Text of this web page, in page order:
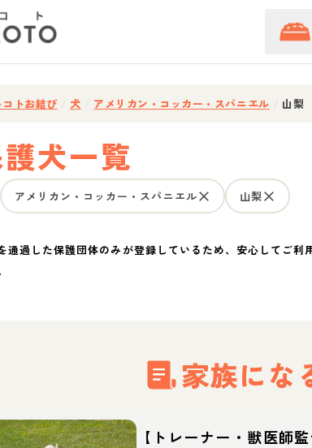
トお結び 犬 アメリカン・コッカー・スパニエル 山梨
犬一覧
アメリカン・コッカー・スパニエル 山梨
通過した保護団体のみが登録しているため、安心してご
家族にな
【トレーナー・獣医師